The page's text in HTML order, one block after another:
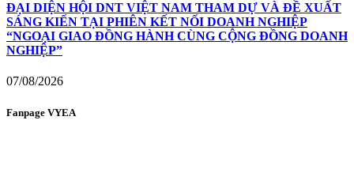
ĐẠI DIỆN HỘI DNT VIỆT NAM THAM DỰ VÀ ĐỀ XUẤT
SÁNG KIẾN TẠI PHIÊN KẾT NỐI DOANH NGHIỆP
“NGOẠI GIAO ĐỒNG HÀNH CÙNG CỘNG ĐỒNG DOANH
NGHIỆP”
07/08/2026
Fanpage VYEA